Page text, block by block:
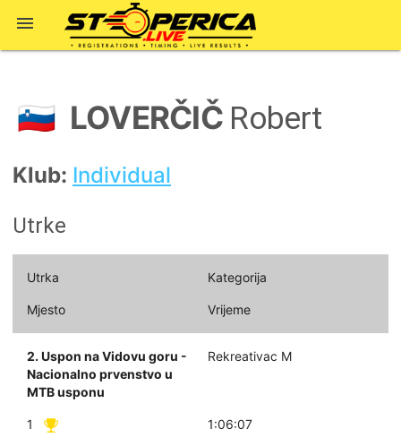

🇸🇮 LOVERČIČ Robert
Klub: Individual
Utrke
Utrka Kategorija
Mjesto Vrijeme
2. Uspon na Vidovu goru -
Nacionalno prvenstvo u
MTB usponu
Rekreativac M
1 1:06:07